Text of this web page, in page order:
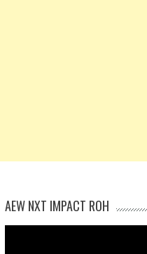
AEW NXT IMPACT ROH